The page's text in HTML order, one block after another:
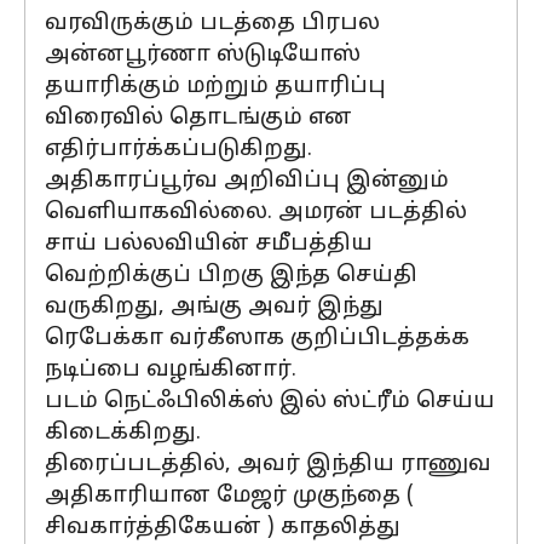
வரவிருக்கும் படத்தை பிரபல
அன்னபூர்ணா ஸ்டுடியோஸ்
தயாரிக்கும் மற்றும் தயாரிப்பு
விரைவில் தொடங்கும் என
எதிர்பார்க்கப்படுகிறது.
அதிகாரப்பூர்வ அறிவிப்பு இன்னும்
வெளியாகவில்லை. அமரன் படத்தில்
சாய் பல்லவியின் சமீபத்திய
வெற்றிக்குப் பிறகு இந்த செய்தி
வருகிறது, அங்கு அவர் இந்து
ரெபேக்கா வர்கீஸாக குறிப்பிடத்தக்க
நடிப்பை வழங்கினார்.
படம் நெட்ஃபிலிக்ஸ் இல் ஸ்ட்ரீம் செய்ய
கிடைக்கிறது.
திரைப்படத்தில், அவர் இந்திய ராணுவ
அதிகாரியான மேஜர் முகுந்தை (
சிவகார்த்திகேயன் ) காதலித்து